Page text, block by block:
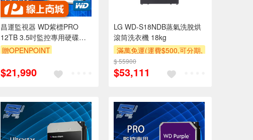
昌運監視器 WD紫標PRO
12TB 3.5吋監控專用硬碟
WD122PURP(WD121PURZ、
贈OPENPOINT
$21,990
LG WD-S18NDB蒸氣洗脫烘
滾筒洗衣機 18kg
滿萬免運(運費$500,可分期,
安裝跨區費另計,單品未滿1
萬元及使用6期以上分期0利
$ 55900
$53,111